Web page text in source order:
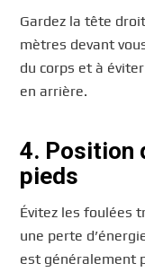
Gardez la tête
mètres devant
du corps et à
en arrière.
4. Position
pieds
Évitez les foulées
une perte
est généralement